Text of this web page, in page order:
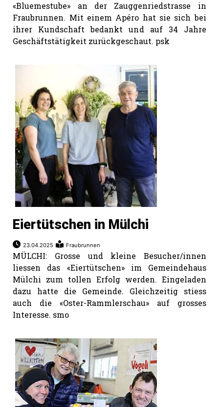
«Bluemestube» an der Zauggenriedstrasse in
Fraubrunnen. Mit einem Apéro hat sie sich bei
ihrer Kundschaft bedankt und auf 34 Jahre
Geschäftstätigkeit zurückgeschaut. psk
Eiertütschen in Mülchi
23.04.2025 Fraubrunnen
MÜLCHI: Grosse und kleine Besucher/innen
liessen das «Eiertütschen» im Gemeindehaus
Mülchi zum tollen Erfolg werden. Eingeladen
dazu hatte die Gemeinde. Gleichzeitig stiess
auch die «Oster-Rammlerschau» auf grosses
Interesse. smo